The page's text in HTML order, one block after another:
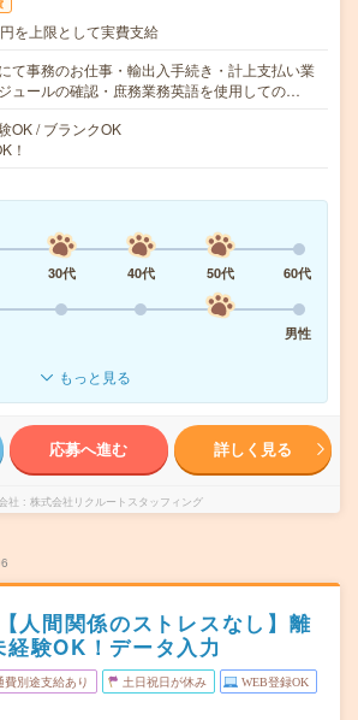
を上限として実費支給
て事務のお仕事・輸出入手続き・計上支払い業
ュールの確認・庶務業務英語を使用しての…
OK / ブランクOK
！
30代 40代 50代
60代
男性
もっと見る
応募へ進む 詳しく見る
社 株式会社リクルートスタッフィング
人間関係のストレスなし】離
験OK！データ入力
費別途支給あり 土日祝日が休み WEB登録OK